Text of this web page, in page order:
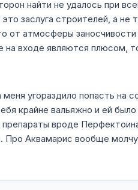
найти не удалось при
заслуга строителей, а
от атмосферы
на входе являются плюсом,
угораздило попасть на
крайне вальяжно и ей
препараты вроде
Про Аквамарис вообще